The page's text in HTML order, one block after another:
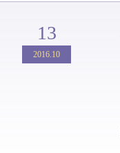
13
2016.10